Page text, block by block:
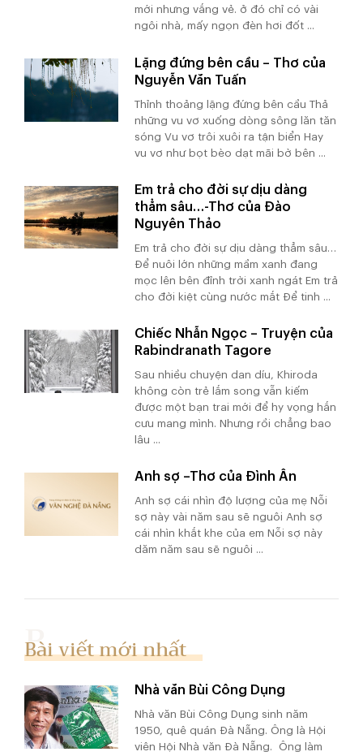
mới nhưng vắng vẻ. ở đó chỉ có vài
ngôi nhà, mấy ngọn đèn hơi đốt ...
Lặng đứng bên cầu – Thơ của
Nguyễn Văn Tuấn
Thỉnh thoảng lặng đứng bên cầu Thả
những vu vơ xuống dòng sông lăn tăn
sóng Vu vơ trôi xuôi ra tận biển Hay
vu vơ như bọt bèo dạt mãi bờ bên ...
Em trả cho đời sự dịu dàng
thẳm sâu…-Thơ của Đào
Nguyên Thảo
Em trả cho đời sự dịu dàng thẳm sâu…
Để nuôi lớn những mầm xanh đang
mọc lên bên đỉnh trời xanh ngát Em trả
cho đời kiệt cùng nước mắt Để tinh ...
Chiếc Nhẫn Ngọc – Truyện của
Rabindranath Tagore
Sau nhiều chuyện dan díu, Khiroda
không còn trẻ lắm song vẫn kiếm
được một bạn trai mới để hy vọng hắn
cưu mang mình. Nhưng rồi chẳng bao
lâu ...
Anh sợ –Thơ của Đình Ân
Anh sợ cái nhìn độ lượng của mẹ Nỗi
sợ này vài năm sau sẽ nguôi Anh sợ
cái nhìn khắt khe của em Nỗi sợ này
dăm năm sau sẽ nguôi ...
Bài viết mới nhất
Nhà văn Bùi Công Dụng
Nhà văn Bùi Công Dụng sinh năm
1950, quê quán Đà Nẵng. Ông là Hội
viên Hội Nhà văn Đà Nẵng. Ông làm